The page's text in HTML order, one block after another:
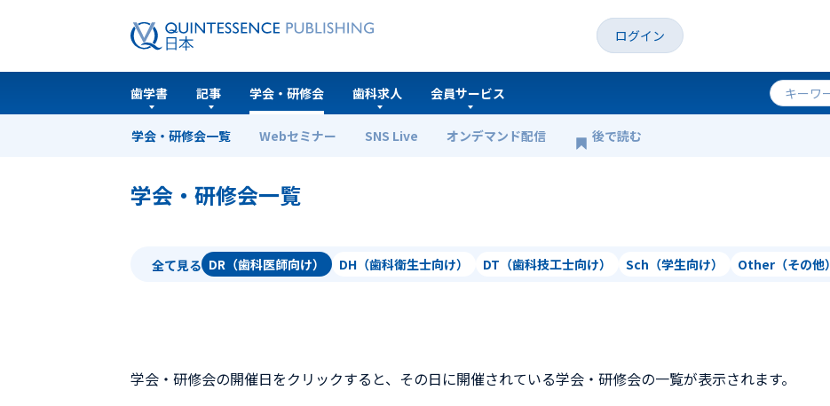
ログイン
歯学書 記事 学会・研修会
学会・研修会一覧 Webセミナー SNS Live オンデマンド配信 後で読む
歯科求人 会員サービス
ホーム 学会・研修会一覧
学会・研修会一覧
全て見る DR（歯科医師向け） DH（歯科衛生士向け） DT（歯科技工士向け） Sch（学生向け） Other（その他）
学会・研修会の開催日をクリックすると、その日に開催されている学会・研修会の一覧が表示されます。